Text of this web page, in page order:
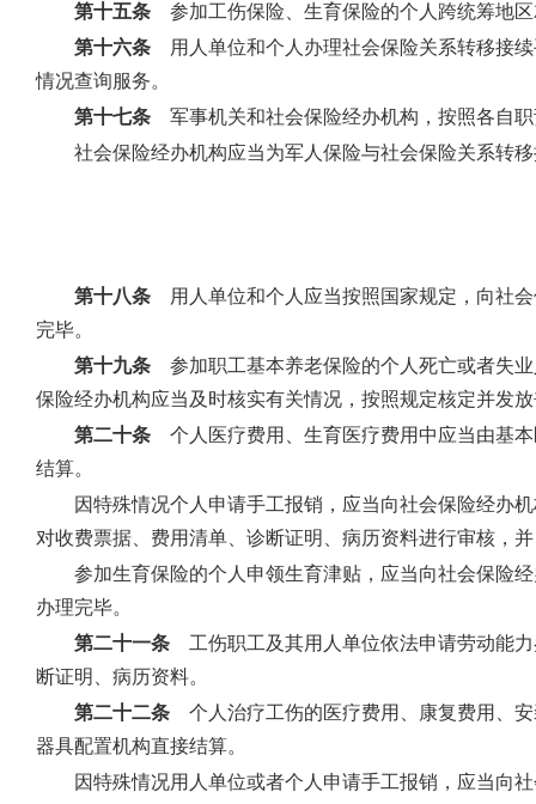
第十五条 参加工伤保险、生育保险的个人跨统筹地
第十六条 用人单位和个人办理社会保险关系转移接
情况查询服务。
第十七条 军事机关和社会保险经办机构，按照各自
社会保险经办机构应当为军人保险与社会保险关系转
第十八条 用人单位和个人应当按照国家规定，向社
完毕。
第十九条 参加职工基本养老保险的个人死亡或者失
保险经办机构应当及时核实有关情况，按照规定核定并发
第二十条 个人医疗费用、生育医疗费用中应当由基
结算。
因特殊情况个人申请手工报销，应当向社会保险经办
对收费票据、费用清单、诊断证明、病历资料进行审核，
参加生育保险的个人申领生育津贴，应当向社会保险
办理完毕。
第二十一条 工伤职工及其用人单位依法申请劳动能
断证明、病历资料。
第二十二条 个人治疗工伤的医疗费用、康复费用、
器具配置机构直接结算。
因特殊情况用人单位或者个人申请手工报销，应当向